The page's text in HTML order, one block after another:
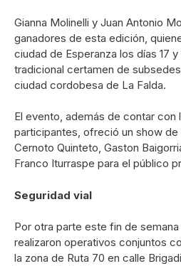
Gianna Molinelli y Juan Antonio
ganadores de esta edición,
ciudad de Esperanza los días 17 y
tradicional certamen de
ciudad cordobesa de La Falda.
El evento, además de contar con
participantes, ofreció un show de
Cernoto Quinteto, Gaston
Franco Iturraspe para el público
Seguridad vial
Por otra parte este fin de
realizaron operativos conjuntos
la zona de Ruta 70 en calle